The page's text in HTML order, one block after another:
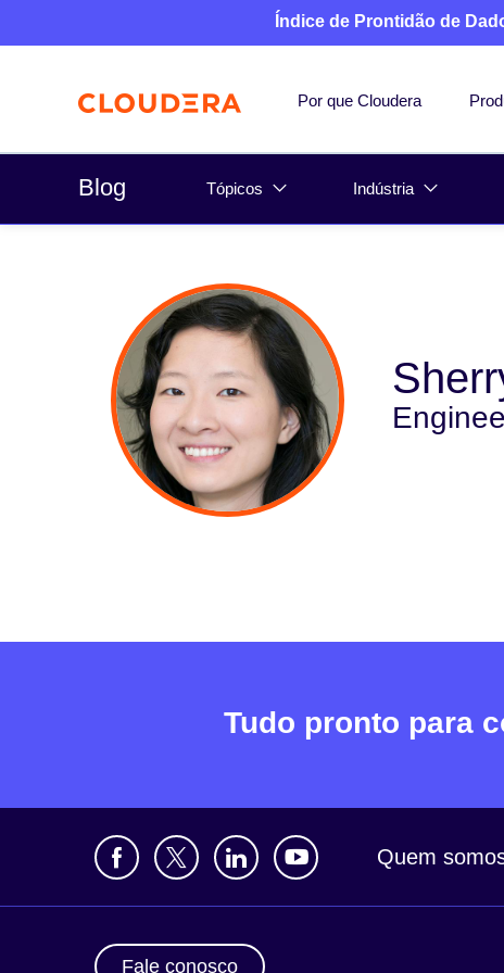
Índice de Prontidão de
Por que Cloudera
Blog Tópicos Indústria
Tudo pronto para
Quem
Fale conosco